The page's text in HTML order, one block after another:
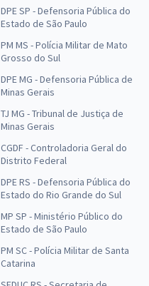
DPE SP - Defensoria Pública do
Estado de São Paulo
PM MS - Polícia Militar de Mato
Grosso do Sul
DPE MG - Defensoria Pública de
Minas Gerais
TJ MG - Tribunal de Justiça de
Minas Gerais
CGDF - Controladoria Geral do
Distrito Federal
DPE RS - Defensoria Pública do
Estado do Rio Grande do Sul
MP SP - Ministério Público do
Estado de São Paulo
PM SC - Polícia Militar de Santa
Catarina